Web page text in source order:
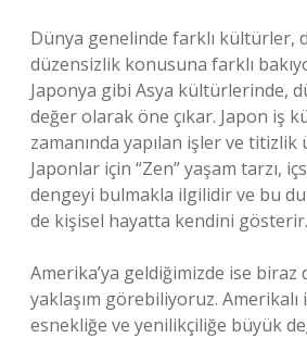
Dünya genelinde farklı kültürler,
düzensizlik konusuna farklı
Japonya gibi Asya kültürlerinde,
değer olarak öne çıkar. Japon iş
zamanında yapılan işler ve
Japonlar için “Zen” yaşam tarzı,
dengeyi bulmakla ilgilidir ve bu
de kişisel hayatta kendini gösterir.
Amerika’ya geldiğimizde ise biraz
yaklaşım görebiliyoruz. Amerikalı
esnekliğe ve yenilikçiliğe büyük